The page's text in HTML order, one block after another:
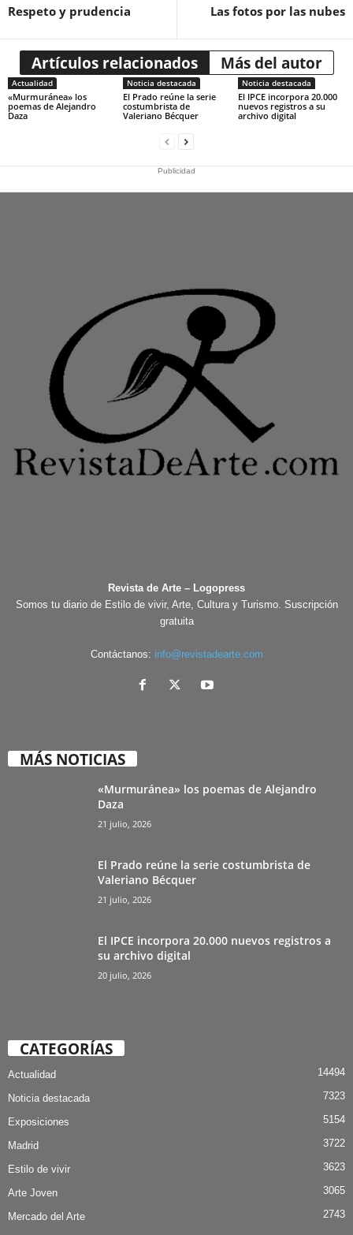
Respeto y prudencia Las fotos por las nubes
Artículos relacionados Más del autor
Actualidad
«Murmuránea» los
poemas de Alejandro
Daza
Noticia destacada
El Prado reúne la serie
costumbrista de
Valeriano Bécquer
Noticia destacada
El IPCE incorpora 20.000
nuevos registros a su
archivo digital
Publicidad
Revista de Arte – Logopress
Somos tu diario de Estilo de vivir, Arte, Cultura y Turismo. Suscripción
gratuita
Contáctanos: info@revistadearte.com
MÁS NOTICIAS
«Murmuránea» los poemas de Alejandro
Daza
21 julio, 2026
El Prado reúne la serie costumbrista de
Valeriano Bécquer
21 julio, 2026
El IPCE incorpora 20.000 nuevos registros a
su archivo digital
20 julio, 2026
CATEGORÍAS
Actualidad 14494
Noticia destacada 7323
Exposiciones 5154
Madrid 3722
Estilo de vivir 3623
Arte Joven 3065
Mercado del Arte 2743